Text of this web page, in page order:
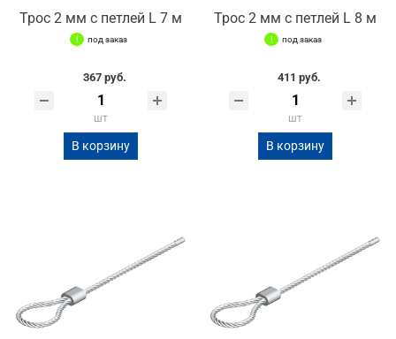
Трос 2 мм с петлей L 7 м
под заказ
367 руб.
шт
В корзину
Трос 2 мм с петлей L 8 м
под заказ
411 руб.
шт
В корзину